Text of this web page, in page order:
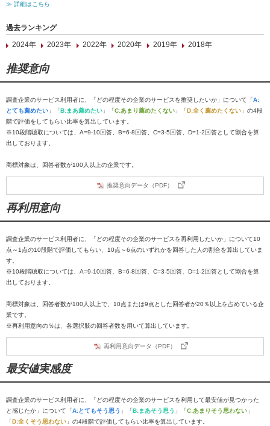
≫ 詳細はこちら
過去ランキング
2024年
2023年 2022年 2020年 2019年 2018年
推奨意向
調査企業のサービス利用者に、「どの程度その企業のサービスを推奨したいか」について「A:
とても薦めたい 」「B:まあ薦めたい 」「C:あまり薦めたくない 」「D:全く薦めたくない 」の4段
階で評価をしてもらい比率を算出しています。
※10段階聴取については、A=9-10回答、B=6-8回答、C=3-5回答、D=1-2回答として割合を算
出しております。
商標対象は、回答者数が100人以上の企業です。
推奨意向データ（PDF）
再利用意向
調査企業のサービス利用者に、「どの程度その企業のサービスを再利用したいか」について10
点～1点の10段階で評価してもらい、10点～6点のいずれかを回答した人の割合を算出していま
す。
※10段階聴取については、A=9-10回答、B=6-8回答、C=3-5回答、D=1-2回答として割合を算
出しております。
商標対象は、回答者数が100人以上で、10点または9点とした回答者が20％以上を占めている企
業です。
※再利用意向の％は、各選択肢の回答者数を用いて算出しています。
再利用意向データ（PDF）
最安値実感度
調査企業のサービス利用者に、「どの程度その企業のサービスを利用して最安値が見つかった
と感じたか」について「A:とてもそう思う 」「B:まあそう思う 」「C:あまりそう思わない 」
「D:全くそう思わない 」の4段階で評価してもらい比率を算出しています。